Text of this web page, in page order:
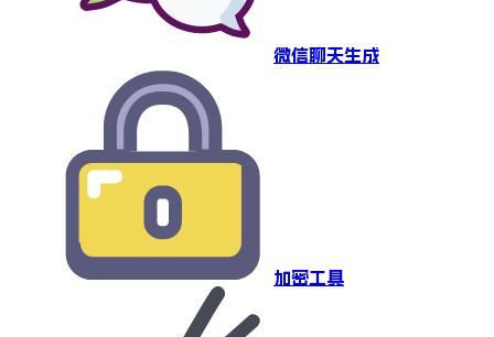
微信聊天生成
加密工具